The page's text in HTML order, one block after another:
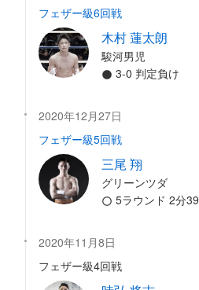
フェザー級6回戦
木村 蓮太朗
駿河男児
3-0 判定負け
2020年12月27日
フェザー級5回戦
三尾 翔
グリーンツダ
5ラウンド 2分
2020年11月8日
フェザー級4回戦